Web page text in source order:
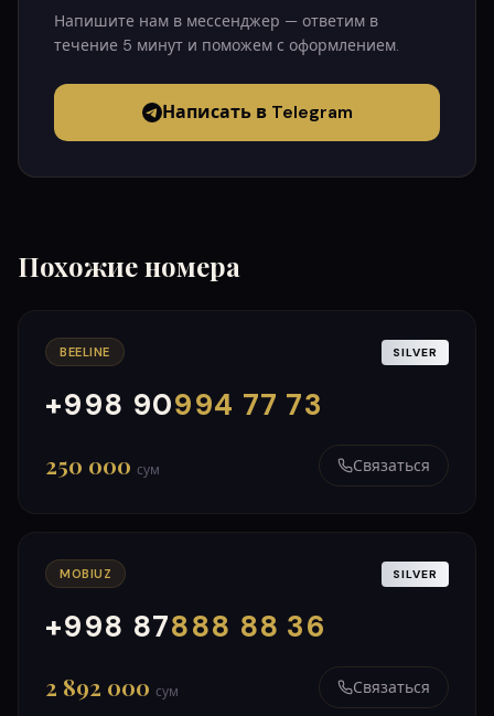
Напишите нам в мессенджер — ответим в
течение 5 минут и поможем с оформлением.
Написать в Telegram
Похожие номера
BEELINE SILVER
+998 90994 77 73
000
999
250 000 сум Связаться
MOBIUZ SILVER
+998 87888 88 36
000
999
2 892 000 сум Связаться